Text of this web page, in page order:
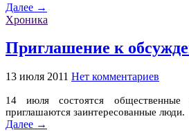
Далее →
Хроника
Приглашение к
13 июля 2011 Нет комментариев
14 июля состоятся
приглашаются заинтересованные люди.
Далее →